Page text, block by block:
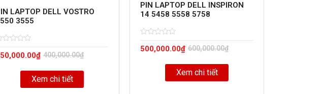
LAPTOP DELL VOSTRO
3555
400,000.00₫
₫
Xem chi tiết
PIN LAPTOP DELL INSPIRON
14 5458 5558 5758
0
600,000.00₫
500,000.00₫
Xem chi tiết